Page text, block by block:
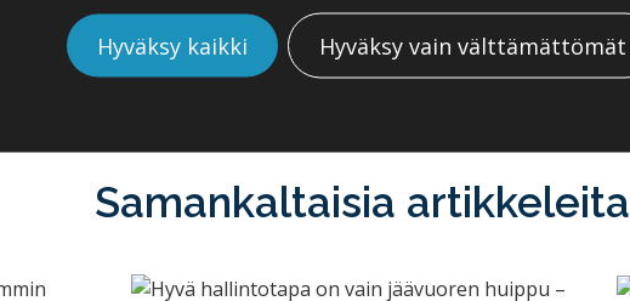
Samankaltaisia artikkeleita
Hyväksy kaikki Hyväksy vain välttämättömät